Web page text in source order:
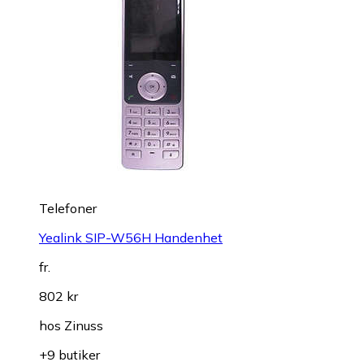
Telefoner
Yealink SIP-W56H Handenhet
fr.
802 kr
hos Zinuss
+9 butiker